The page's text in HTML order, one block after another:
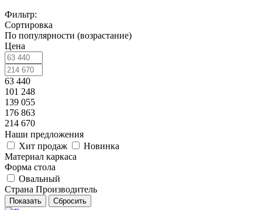
Фильтр:
Сортировка
По популярности (возрастание)
Цена
63 440
101 248
139 055
176 863
214 670
Наши предложения
Хит продаж
Новинка
Материал каркаса
Форма стола
Овальный
Страна Производитель
Показать Сбросить